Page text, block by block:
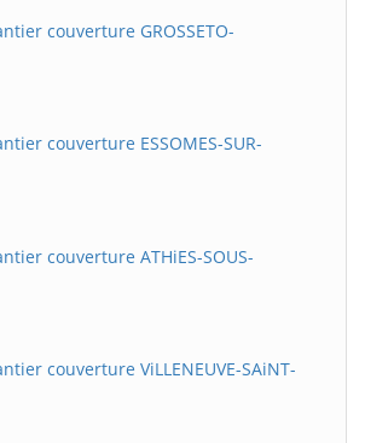
couverture GROSSETO-
couverture ESSOMES-SUR-
couverture ATHiES-SOUS-
couverture ViLLENEUVE-SAiNT-